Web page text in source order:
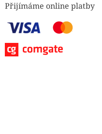
Přijímáme online platby